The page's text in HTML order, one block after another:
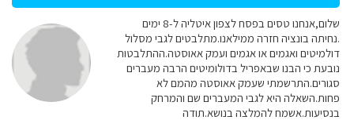
שלום,אנחנו טסים בפסח לצפון איטליה ל-8 ימים
.נחיתה בונציה חזרה ממילאנו.מתלבטים לגבי מסלול
דולמיטים ואגמים או אגמים ועמק אאוסטה.ההתלבטות
נובעת כי הבנו שבאפריל בדולומיטים הרבה מעברים
סגורים.התרשמתי שעמק אאוסטה מהמם לא
פחות.השאלה היא לגבי המעברים שם והמרחק
בנסיעות.אשמח להמלצה בנושא.תודה